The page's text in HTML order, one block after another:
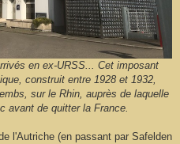
en ex-URSS... Cet imposant
construit entre 1928 et 1932,
sur le Rhin, auprès de laquelle
avant de quitter la France.
l'Autriche (en passant par Safelden